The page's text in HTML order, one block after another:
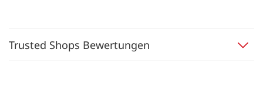
Trusted Shops Bewertungen